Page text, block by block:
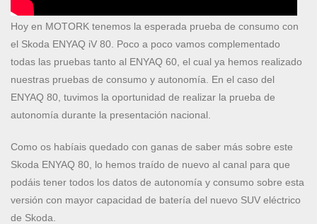
Hoy en MOTORK tenemos la esperada prueba de consumo con
el Skoda ENYAQ iV 80. Poco a poco vamos complementado
todas las pruebas tanto al ENYAQ 60, el cual ya hemos realizado
nuestras pruebas de consumo y autonomía. En el caso del
ENYAQ 80, tuvimos la oportunidad de realizar la prueba de
autonomía durante la presentación nacional.
Como os habíais quedado con ganas de saber más sobre este
Skoda ENYAQ 80, lo hemos traído de nuevo al canal para que
podáis tener todos los datos de autonomía y consumo sobre esta
versión con mayor capacidad de batería del nuevo SUV eléctrico
de Skoda.